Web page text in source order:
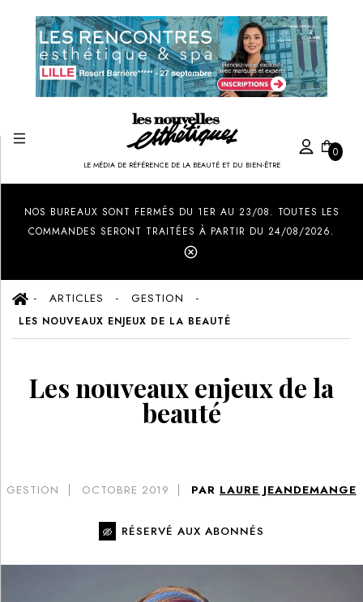
LE MÉDIA DE RÉFÉRENCE DE LA BEAUTÉ ET DU BIEN-ÊTRE
0
NOS BUREAUX SONT FERMÉS DU 1ER AU 23/08. TOUTES LES
COMMANDES SERONT TRAITÉES À PARTIR DU 24/08/2026.
ARTICLES GESTION
LES NOUVEAUX ENJEUX DE LA BEAUTÉ
Les nouveaux enjeux de la
beauté
GESTION OCTOBRE 2019 PAR LAURE JEANDEMANGE
RÉSERVÉ AUX ABONNÉS